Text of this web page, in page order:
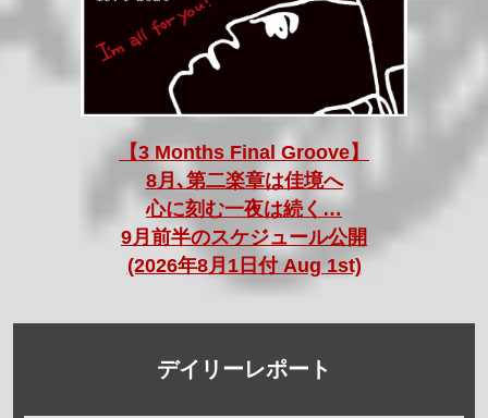
【3 Months Final Groove】
8月､第二楽章は佳境へ
心に刻む一夜は続く…
9月前半のスケジュール公開
(2026年8月1日付 Aug 1st)
デイリーレポート